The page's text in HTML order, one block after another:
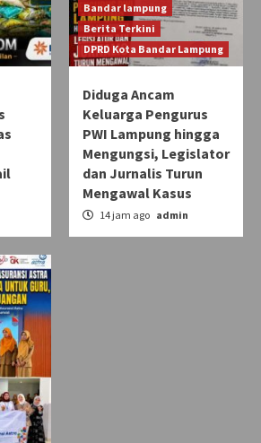
Bandar lampung
Berita Terkini
DPRD Kota Bandar Lampung
Diduga Ancam
Keluarga Pengurus
PWI Lampung hingga
Mengungsi, Legislator
dan Jurnalis Turun
Mengawal Kasus
14 jam ago admin